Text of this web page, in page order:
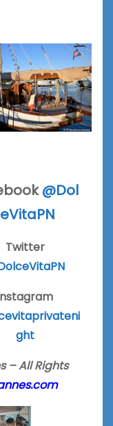
@Dol
Twitter
ght
– All Rights